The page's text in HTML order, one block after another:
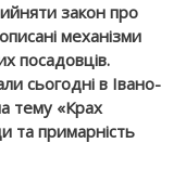
закон про
механізми
посадовців.
сьогодні в Івано-
тему «Крах
та примарність